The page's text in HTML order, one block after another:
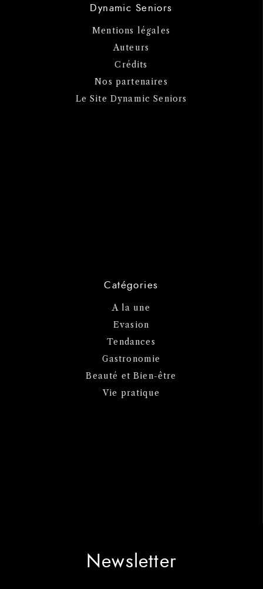
Dynamic Seniors
Mentions légales
Auteurs
Crédits
Nos partenaires
Le Site Dynamic Seniors
Catégories
A la une
Evasion
Tendances
Gastronomie
Beauté et Bien-être
Vie pratique
Newsletter